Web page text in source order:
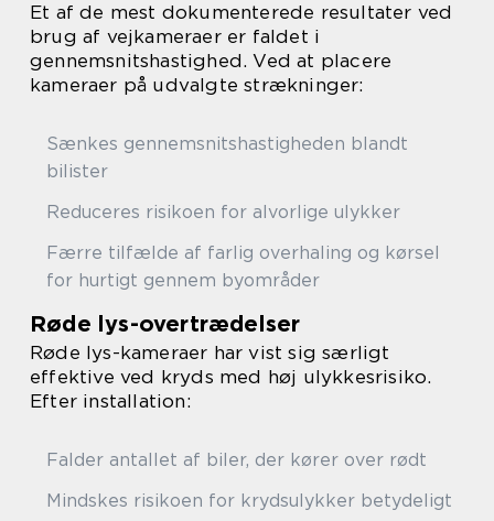
Et af de mest dokumenterede resultater ved
brug af vejkameraer er faldet i
gennemsnitshastighed. Ved at placere
kameraer på udvalgte strækninger:
Sænkes gennemsnitshastigheden blandt
bilister
Reduceres risikoen for alvorlige ulykker
Færre tilfælde af farlig overhaling og kørsel
for hurtigt gennem byområder
Røde lys-overtrædelser
Røde lys-kameraer har vist sig særligt
effektive ved kryds med høj ulykkesrisiko.
Efter installation:
Falder antallet af biler, der kører over rødt
Mindskes risikoen for krydsulykker betydeligt